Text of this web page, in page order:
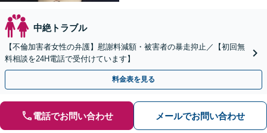
中絶トラブル
【不倫加害者女性の弁護】慰謝料減額・被害者の暴走抑止／【初回無
料相談を24H電話で受付けています】
料金表を見る
電話でお問い合わせ メールでお問い合わせ